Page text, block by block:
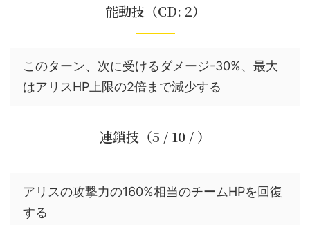
能動技（CD: 2）
このターン、次に受けるダメージ-30%、最大
はアリスHP上限の2倍まで減少する
連鎖技（5 / 10 / ）
アリスの攻撃力の160%相当のチームHPを回復
する